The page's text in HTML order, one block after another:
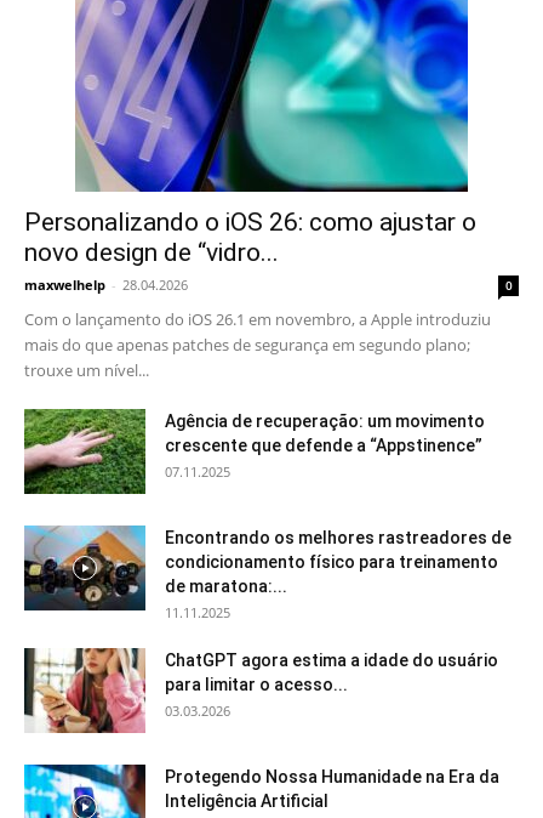
Personalizando o iOS 26: como ajustar o
novo design de “vidro...
maxwelhelp - 28.04.2026 0
Com o lançamento do iOS 26.1 em novembro, a Apple introduziu
mais do que apenas patches de segurança em segundo plano;
trouxe um nível...
Agência de recuperação: um movimento
crescente que defende a “Appstinence”
07.11.2025
Encontrando os melhores rastreadores de
condicionamento físico para treinamento
de maratona:...
11.11.2025
ChatGPT agora estima a idade do usuário
para limitar o acesso...
03.03.2026
Protegendo Nossa Humanidade na Era da
Inteligência Artificial